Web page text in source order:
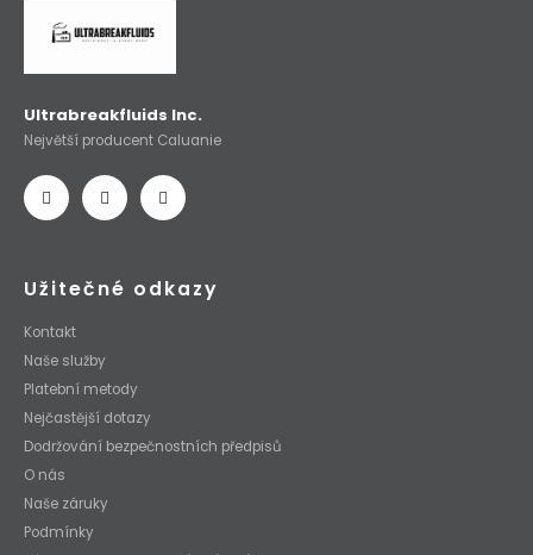
Ultrabreakfluids Inc.
Největší producent Caluanie
Užitečné odkazy
Kontakt
Naše služby
Platební metody
Nejčastější dotazy
Dodržování bezpečnostních předpisů
O nás
Naše záruky
Podmínky